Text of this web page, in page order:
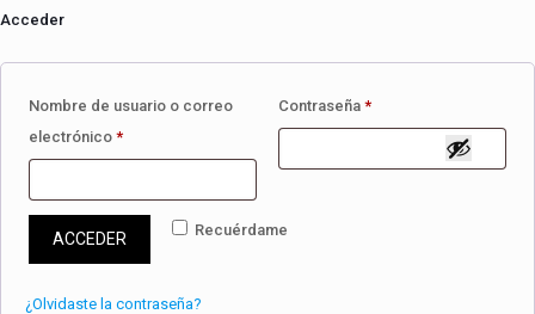
Acceder
Nombre de usuario o correo
electrónico *
Contraseña*
Recuérdame
ACCEDER
¿Olvidaste la contraseña?